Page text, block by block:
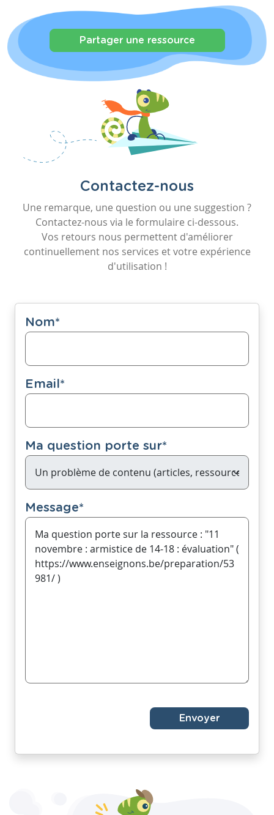
Partager une ressource
Contactez-nous
Une remarque, une question ou une suggestion ?
Contactez-nous via le formulaire ci-dessous.
Vos retours nous permettent d'améliorer
continuellement nos services et votre expérience
d'utilisation !
Nom*
Email*
Ma question porte sur*
Message*
Envoyer